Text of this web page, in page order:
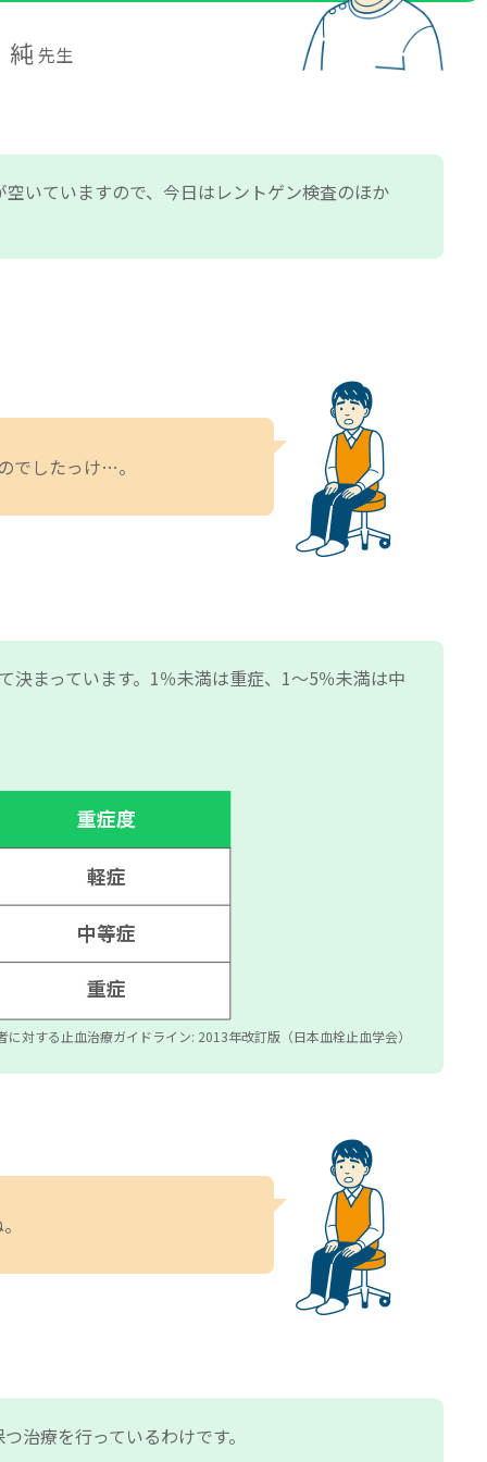
先生
いていますので、今日はレントゲン検査のほか
でしたっけ…。
まっています。1％未満は重症、1～5％未満は中
対する止血治療ガイドライン: 2013年改訂版（日本血栓止血学会）
治療を行っているわけです。